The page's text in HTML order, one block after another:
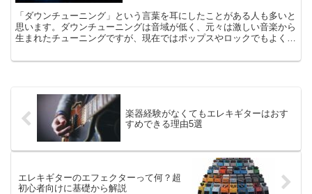
「ダウンチューニング」という言葉を耳にしたことがある人も多いと
思います。ダウンチューニングは音域が低く、元々は激しい音楽から
生まれたチューニングですが、現在ではポップスやロックでもよく使
いきます。
楽器経験がなくてもエレキギターはおす
すめできる理由5選
エレキギターのエフェクターって何？超
初心者向けに基礎から解説